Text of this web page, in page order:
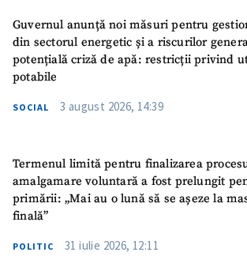
Guvernul anunță noi măsuri pentru
din sectorul energetic și a riscurilor
potențială criză de apă: restricții privind
potabile
SOCIAL 3 august 2026, 14:39
Termenul limită pentru finalizarea
amalgamare voluntară a fost prelungit
primării: „Mai au o lună să se așeze la
finală”
POLITIC 31 iulie 2026, 12:11